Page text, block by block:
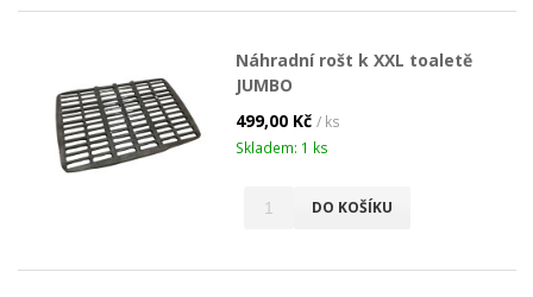
Náhradní rošt k XXL toaletě
JUMBO
499,00 Kč / ks
Skladem: 1 ks
DO KOŠÍKU